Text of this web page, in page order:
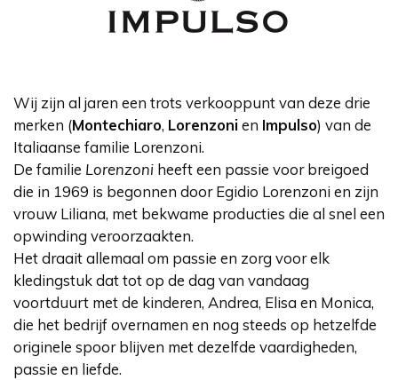
Wij zijn al jaren een trots verkooppunt van deze drie
merken (Montechiaro, Lorenzoni en Impulso) van de
Italiaanse familie Lorenzoni.
De familie Lorenzoni heeft een passie voor breigoed
die in 1969 is begonnen door Egidio Lorenzoni en zijn
vrouw Liliana, met bekwame producties die al snel een
opwinding veroorzaakten.
Het draait allemaal om passie en zorg voor elk
kledingstuk dat tot op de dag van vandaag
voortduurt met de kinderen, Andrea, Elisa en Monica,
die het bedrijf overnamen en nog steeds op hetzelfde
originele spoor blijven met dezelfde vaardigheden,
passie en liefde.